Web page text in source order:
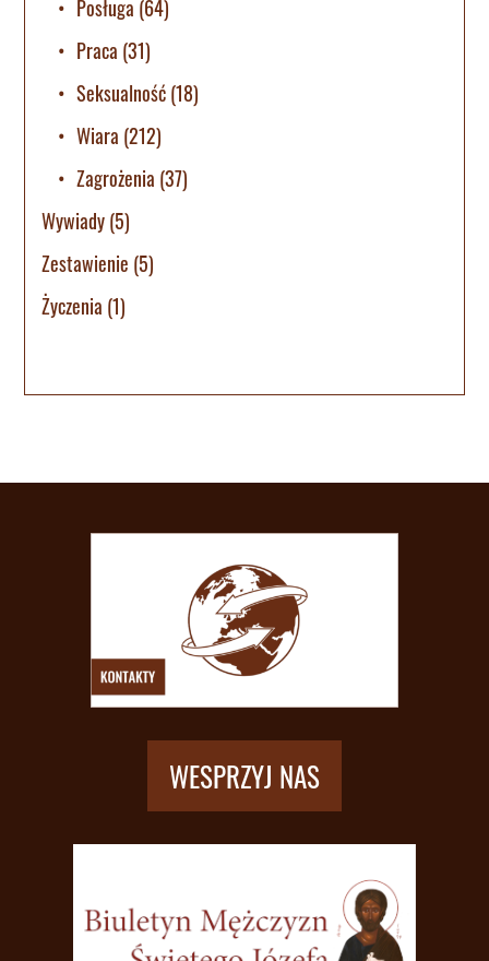
Posługa (64)
Praca (31)
Seksualność(18)
Wiara (212)
Zagrożenia (37)
Wywiady(5)
Zestawienie (5)
Życzenia (1)
WESPRZYJ NAS